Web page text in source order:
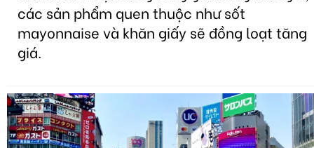
các sản phẩm quen thuộc như sốt
mayonnaise và khăn giấy sẽ đồng loạt tăng
giá.